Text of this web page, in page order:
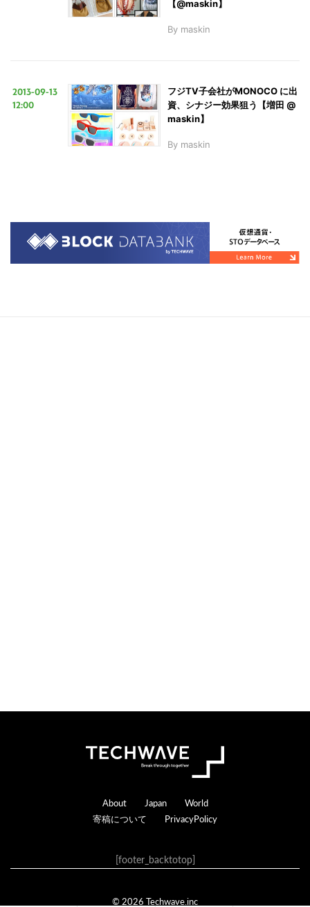
【@maskin】
By maskin
2013-09-13
12:00
フジTV子会社がMONOCO に出
資、シナジー効果狙う【増田 @
maskin】
By maskin
Footer
About Japan
World
寄稿について
PrivacyPolicy
[footer_backtotop]
© 2026 Techwave.inc